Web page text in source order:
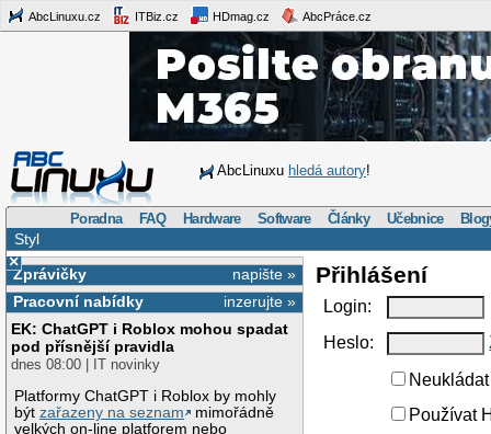
AbcLinuxu.cz ITBiz.cz HDmag.cz AbcPráce.cz
AbcLinuxu hledá autory!
Poradna FAQ Hardware Software Články Učebnice
Styl
×
napište »
Zprávičky
inzerujte »
Pracovní nabídky
EK: ChatGPT i Roblox mohou spadat
pod přísnější pravidla
dnes 08:00 | IT novinky
Platformy ChatGPT i Roblox by mohly
býtzařazeny na seznam
mimořádně
velkých on-line platforem nebo
Přihlášení
Login:
Heslo:
Používat